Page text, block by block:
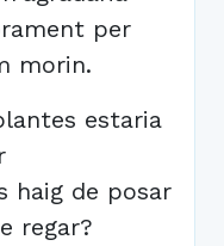
per
morin.
estaria
haig de posar
regar?